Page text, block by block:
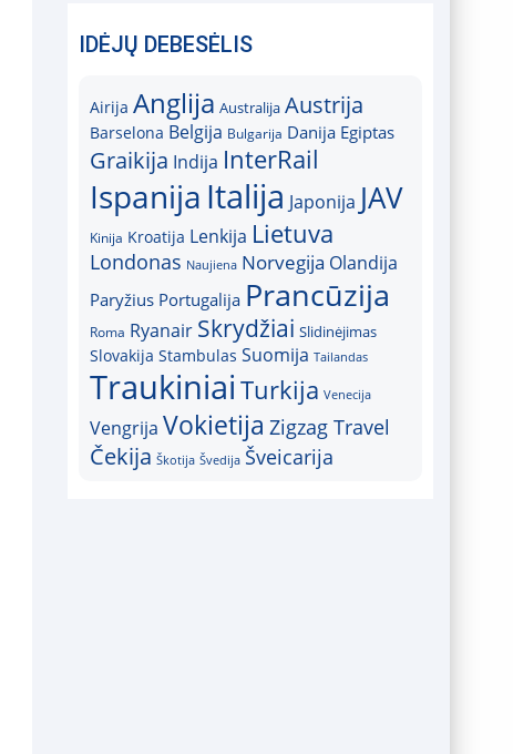
IDĖJŲ DEBESĖLIS
Airija Anglija Australija Austrija
Barselona Belgija Bulgarija Danija Egiptas
Graikija Indija InterRail
Ispanija Italija Japonija JAV
Kinija Kroatija Lenkija Lietuva
Londonas Naujiena Norvegija Olandija
Paryžius Portugalija Prancūzija
Roma Ryanair Skrydžiai Slidinėjimas
Slovakija Stambulas Suomija Tailandas
TraukiniaiTurkija Venecija
Vengrija Vokietija Zigzag Travel
Čekija Škotija Švedija Šveicarija